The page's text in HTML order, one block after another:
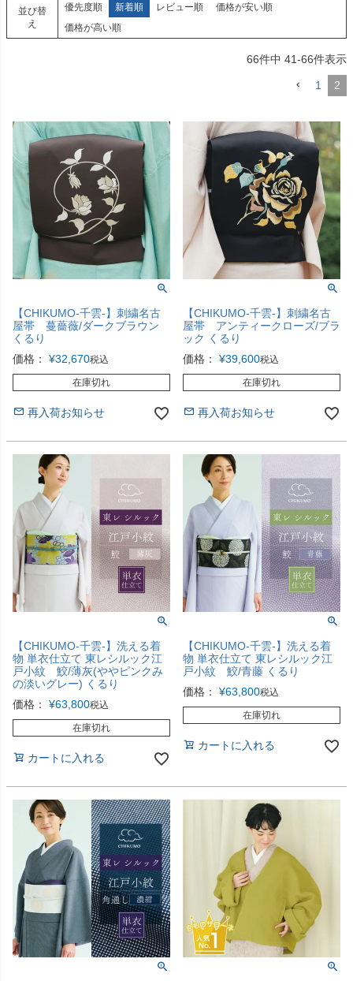
並び替
え
優先度順 新着順 レビュー順
価格が安い順
価格が高い順
66件中 41-66件表示
1 2
【CHIKUMO-千雲-】刺繍名古
屋帯 蔓薔薇/ダークブラウン
くるり
価格：
¥32,670税込
在庫切れ
再入荷お知らせ
【CHIKUMO-千雲-】刺繍名古
屋帯 アンティークローズ/ブラ
ック くるり
価格：
¥39,600税込
在庫切れ
再入荷お知らせ
【CHIKUMO-千雲-】洗える着
物 単衣仕立て 東レシルック江
戸小紋 鮫/薄灰(ややピンクみ
の淡いグレー) くるり
価格：
¥63,800税込
在庫切れ
カートに入れる
【CHIKUMO-千雲-】洗える着
物 単衣仕立て 東レシルック江
戸小紋 鮫/青藤 くるり
価格：
¥63,800税込
在庫切れ
カートに入れる